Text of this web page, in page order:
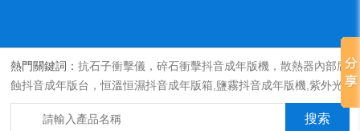
熱門關鍵詞：抗石子衝擊儀，碎石衝擊抖音成年版機，散熱器內部腐
蝕抖音成年版台，恒溫恒濕抖音成年版箱,鹽霧抖音成年版機,紫外光
耐氣候老化抖音成年版箱,氙燈老化抖音成年版箱，沙塵抖音成年版
箱，淋雨抖音成年版箱，汽車內飾材料燃燒抖音成年版機